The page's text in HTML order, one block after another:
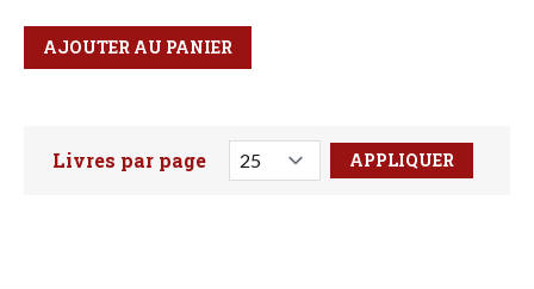
Qté
Format
AJOUTER AU PANIER
Faites votre recherche ici
Livres par page